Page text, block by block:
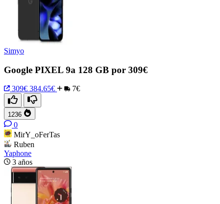
Simyo
Google PIXEL 9a 128 GB por 309€
309€ 384.65€ 7€
1236
0
MirY_oFerTas
Ruben
Yaphone
3 años